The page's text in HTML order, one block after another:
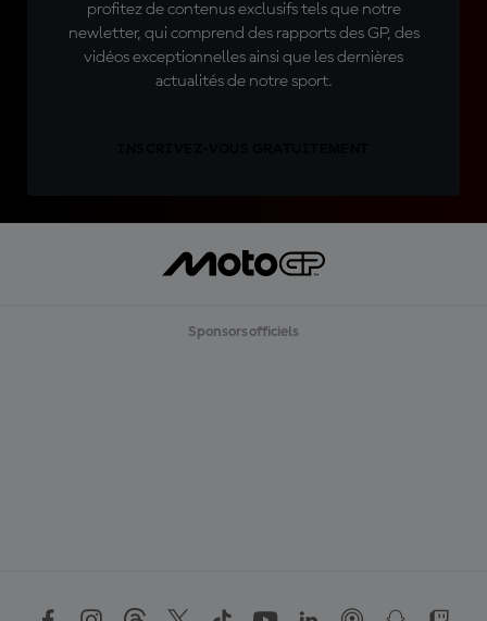
profitez de contenus exclusifs tels que notre
newletter, qui comprend des rapports des GP, des
vidéos exceptionnelles ainsi que les dernières
actualités de notre sport.
Sponsors officiels